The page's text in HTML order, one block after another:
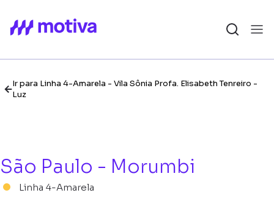
Ir para Linha 4-Amarela - Vila Sônia Profa. Elisabeth Tenreiro -
Luz
São Paulo - Morumbi
Linha 4-Amarela